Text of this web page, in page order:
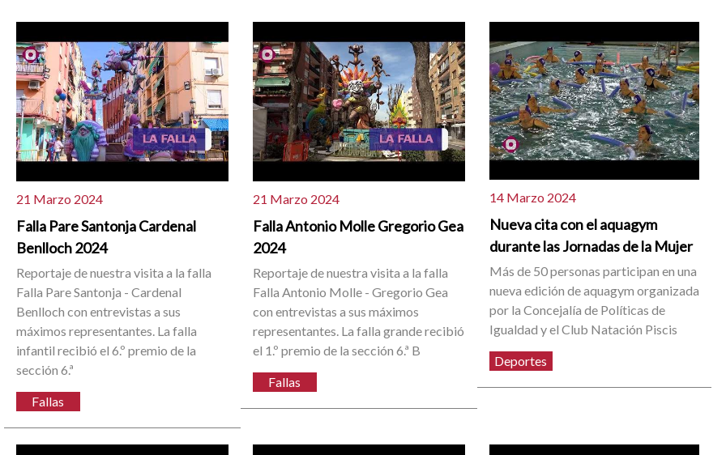
21 Marzo 2024
Falla Pare Santonja Cardenal
Benlloch 2024
Reportaje de nuestra visita a la falla
Falla Pare Santonja - Cardenal
Benlloch con entrevistas a sus
máximos representantes. La falla
infantil recibió el 6.º premio de la
sección 6.ª
Fallas
21 Marzo 2024
Falla Antonio Molle Gregorio Gea
2024
Reportaje de nuestra visita a la falla
Falla Antonio Molle - Gregorio Gea
con entrevistas a sus máximos
representantes. La falla grande recibió
el 1.º premio de la sección 6.ª B
Fallas
14 Marzo 2024
Nueva cita con el aquagym
durante las Jornadas de la Mujer
Más de 50 personas participan en una
nueva edición de aquagym organizada
por la Concejalía de Políticas de
Igualdad y el Club Natación Piscis
Deportes